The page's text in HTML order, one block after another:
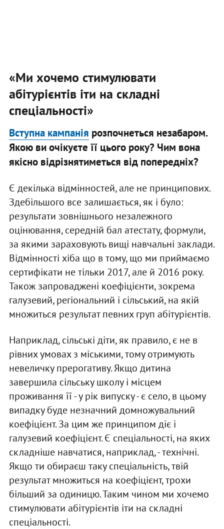
«Ми хочемо стимулювати
абітурієнтів іти на складні
спеціальності»
Вступна кампанія розпочнеться незабаром.
Якою ви очікуєте її цього року? Чим вона
якісно відрізнятиметься від попередніх?
Є декілька відмінностей, але не принципових.
Здебільшого все залишається, як і було:
результати зовнішнього незалежного
оцінювання, середній бал атестату, формули,
за якими зараховують вищі навчальні заклади.
Відмінності хіба що в тому, що ми приймаємо
сертифікати не тільки 2017, але й 2016 року.
Також запроваджені коефіцієнти, зокрема
галузевий, регіональний і сільський, на якій
множиться результат певних груп абітурієнтів.
Наприклад, сільські діти, як правило, є не в
рівних умовах з міськими, тому отримують
невеличку прерогативу. Якщо дитина
завершила сільську школу і місцем
проживання її - у рік випуску - є село, в цьому
випадку буде незначний домножувальний
коефіцієнт. За цим же принципом діє і
галузевий коефіцієнт. Є спеціальності, на яких
складніше навчатися, наприклад, - технічні.
Якщо ти обираєш таку спеціальність, твій
результат множиться на коефіцієнт, трохи
більший за одиницю. Таким чином ми хочемо
стимулювати абітурієнтів іти на складні
спеціальності.